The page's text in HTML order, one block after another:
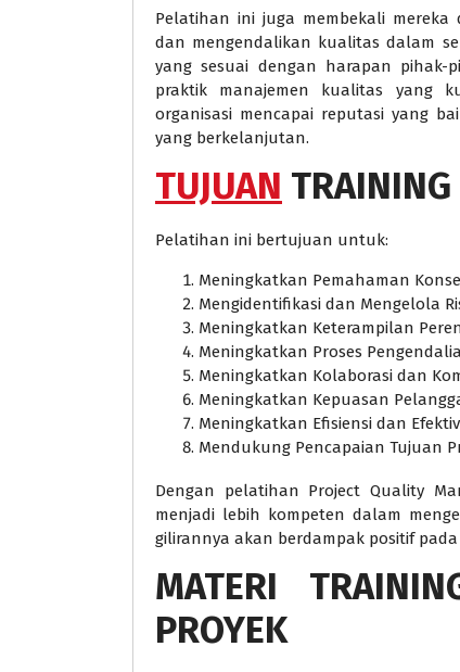
Pelatihan ini juga membekali
dan mengendalikan kualitas dalam
yang sesuai dengan harapan
praktik manajemen kualitas yang
organisasi mencapai reputasi yang
yang berkelanjutan.
TUJUAN TRAINING
Pelatihan ini bertujuan untuk:
Meningkatkan Pemahaman
Mengidentifikasi dan Mengelola
Meningkatkan Keterampilan
Meningkatkan Proses
Meningkatkan Kolaborasi dan
Meningkatkan Kepuasan
Meningkatkan Efisiensi dan
Mendukung Pencapaian Tujuan
Dengan pelatihan Project Quality
menjadi lebih kompeten dalam
gilirannya akan berdampak positif
MATERI
PROYEK